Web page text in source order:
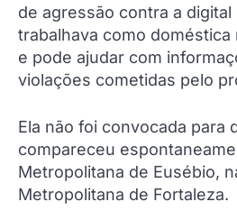
de agressão contra a digital
trabalhava como
e pode ajudar com
violações cometidas pelo
Ela não foi convocada para
compareceu
Metropolitana de Eusébio,
Metropolitana de Fortaleza.